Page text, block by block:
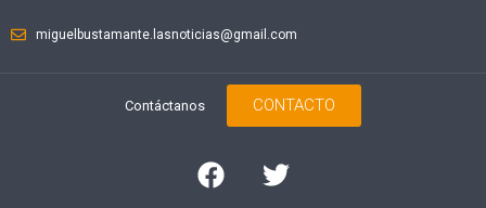
miguelbustamante.lasnoticias@gmail.com
Contáctanos CONTACTO